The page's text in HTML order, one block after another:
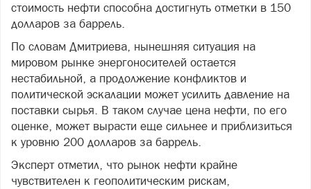
стоимость нефти способна достигнуть отметки в 150
долларов за баррель.
По словам Дмитриева, нынешняя ситуация на
мировом рынке энергоносителей остается
нестабильной, а продолжение конфликтов и
политической эскалации может усилить давление на
поставки сырья. В таком случае цена нефти, по его
оценке, может вырасти еще сильнее и приблизиться
к уровню 200 долларов за баррель.
Эксперт отметил, что рынок нефти крайне
чувствителен к геополитическим рискам,